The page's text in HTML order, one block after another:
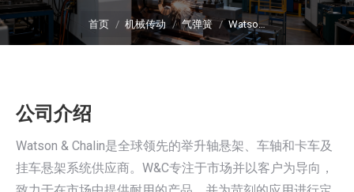
首页 机械传动 气弹簧 Watso…
公司介绍
Watson & Chalin是全球领先的举升轴悬架、车轴和卡车及
挂车悬架系统供应商。W&C专注于市场并以客户为导向，